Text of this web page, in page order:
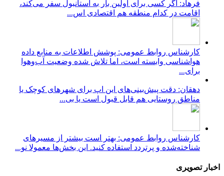
فرهاد: اگر کسی برای اولین بار به استانبول سفر می‌کند،
اقامت در کدام منطقه هم اقتصادی اس...
کارشناس روابط عمومی: پوشش اطلاعات به منابع داده
هواشناسی وابسته است، اما تلاش شده وضعیت آب‌وهوا
برای...
دهقان: دقت پیش‌بینی‌های این اپ برای شهرهای کوچک یا
مناطق روستایی هم قابل قبول است یا بی...
کارشناس روابط عمومی: بهتر است بیشتر از مسیرهای
شناخته‌شده و پرتردد استفاده کنید. این بخش‌ها معمولا نو...
اخبار تصویری